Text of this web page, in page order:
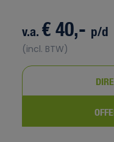
v.a.€ 40,- p/d
(incl. BTW)